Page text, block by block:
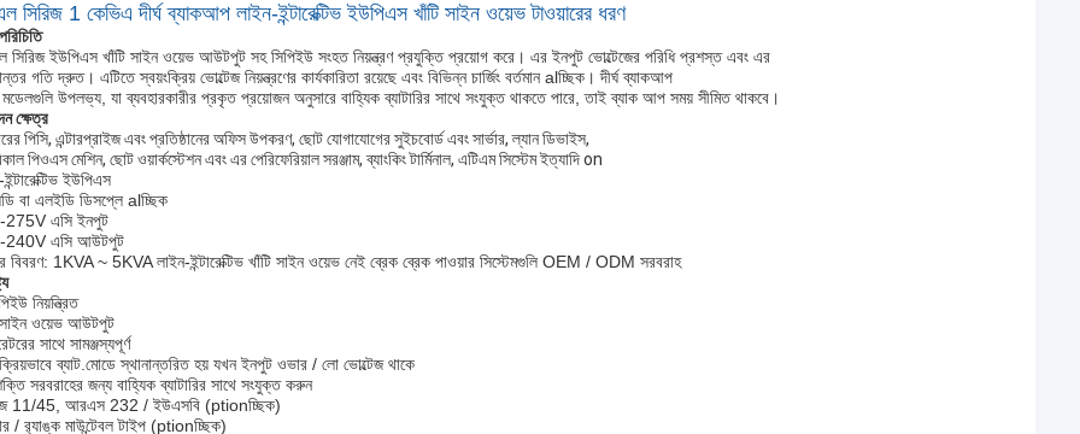
সিরিজ 1 কেভিএ দীর্ঘ ব্যাকআপ লাইন-ইন্টারেক্টিভ ইউপিএস খাঁটি সাইন ওয়েভ টাওয়ারের ধরণ
সিরিজ ইউপিএস খাঁটি সাইন ওয়েভ আউটপুট সহ সিপিইউ সংহত নিয়ন্ত্রণ প্রযুক্তি প্রয়োগ করে। এর ইনপুট ভোল্টেজের পরিধি প্রশস্ত এবং এর
গতি দ্রুত। এটিতে স্বয়ংক্রিয় ভোল্টেজ নিয়ন্ত্রণের কার্যকারিতা রয়েছে এবং বিভিন্ন চার্জিং বর্তমান alচ্ছিক। দীর্ঘ ব্যাকআপ
মডেলগুলি উপলভ্য, যা ব্যবহারকারীর প্রকৃত প্রয়োজন অনুসারে বাহ্যিক ব্যাটারির সাথে সংযুক্ত থাকতে পারে, তাই ব্যাক আপ সময় সীমিত থাকবে।
ক্ষেত্র
পিসি, এন্টারপ্রাইজ এবং প্রতিষ্ঠানের অফিস উপকরণ, ছোট যোগাযোগের সুইচবোর্ড এবং সার্ভার, ল্যান ডিভাইস,
পিওএস মেশিন, ছোট ওয়ার্কস্টেশন এবং এর পেরিফেরিয়াল সরঞ্জাম, ব্যাংকিং টার্মিনাল, এটিএম সিস্টেম ইত্যাদি on
ইউপিএস
বা এলইডি ডিসপ্লে alচ্ছিক
এসি ইনপুট
240V এসি আউটপুট
বিবরণ: 1KVA ~ 5KVA লাইন-ইন্টারেক্টিভ খাঁটি সাইন ওয়েভ নেই ব্রেক ব্রেক পাওয়ার সিস্টেমগুলি OEM / ODM সরবরাহ
নিয়ন্ত্রিত
সাইন ওয়েভ আউটপুট
সাথে সামঞ্জস্যপূর্ণ
ব্যাট.মোডে স্থানান্তরিত হয় যখন ইনপুট ওভার / লো ভোল্টেজ থাকে
সরবরাহের জন্য বাহ্যিক ব্যাটারির সাথে সংযুক্ত করুন
11/45, আরএস 232 / ইউএসবি (ptionচ্ছিক)
/ র‌্যাঙ্ক মাউন্টেবল টাইপ (ptionচ্ছিক)